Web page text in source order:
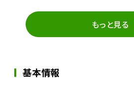
もっと見る
基本情報